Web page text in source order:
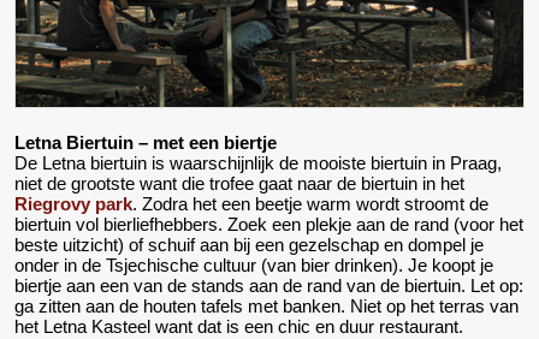
Letna Biertuin – met een biertje
De Letna biertuin is waarschijnlijk de mooiste biertuin in Praag,
niet de grootste want die trofee gaat naar de biertuin in het
Riegrovy park. Zodra het een beetje warm wordt stroomt de
biertuin vol bierliefhebbers. Zoek een plekje aan de rand (voor het
beste uitzicht) of schuif aan bij een gezelschap en dompel je
onder in de Tsjechische cultuur (van bier drinken). Je koopt je
biertje aan een van de stands aan de rand van de biertuin. Let op:
ga zitten aan de houten tafels met banken. Niet op het terras van
het Letna Kasteel want dat is een chic en duur restaurant.